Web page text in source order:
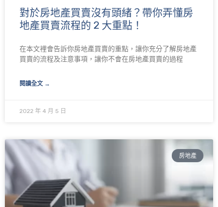
對於房地產買賣沒有頭緒？帶你弄懂房
地產買賣流程的 2 大重點！
在本文裡會告訴你房地產買賣的重點，讓你充分了解房地產
買賣的流程及注意事項，讓你不會在房地產買賣的過程
閱讀全文 →
2022 年 4 月 5 日
房地產